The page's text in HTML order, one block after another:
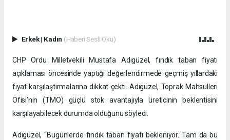
Erkek| Kadın (Haberi Sesli Oku)
CHP Ordu Milletvekili Mustafa Adıgüzel, fındık taban fiyatı
açıklaması öncesinde yaptığı değerlendirmede geçmiş yıllardaki
fiyat karşılaştırmalarına dikkat çekti. Adıgüzel, Toprak Mahsulleri
Ofisi’nin (TMO) güçlü stok avantajıyla üreticinin beklentisini
karşılayabilecek durumda olduğunu söyledi.
Adıgüzel, “Bugünlerde fındık taban fiyatı bekleniyor. Tam da bu